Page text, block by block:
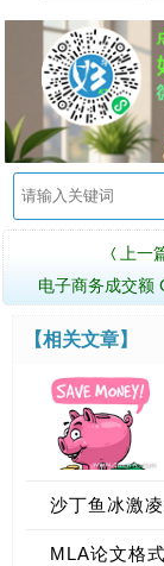
〈
上一
电子商务成交额
【相关文章】
沙丁鱼冰激
coming to
MLA论文格